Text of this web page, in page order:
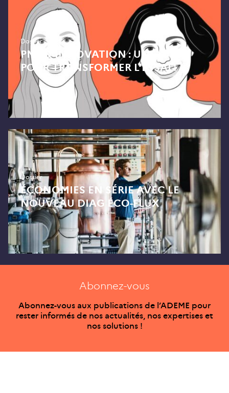
Dossier
PME & INNOVATION : UNE AIDE
POUR TRANSFORMER L’ESSAI !
Dossier
ÉCONOMIES EN SÉRIE AVEC LE
NOUVEAU DIAG ÉCO-FLUX
Abonnez-vous
Abonnez-vous aux publications de l’ADEME pour
rester informés de nos actualités, nos expertises et
nos solutions !